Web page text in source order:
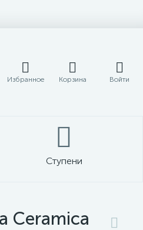
Избранное Корзина Войти
Ступени
Ceramica